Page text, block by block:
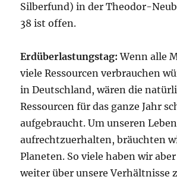
Silberfund) in der Theodor-
38 ist offen.
Erdüberlastungstag: Wenn alle
viele Ressourcen verbrauchen
in Deutschland, wären die
Ressourcen für das ganze Jahr
aufgebraucht. Um unseren
aufrechtzuerhalten, bräuchten
Planeten. So viele haben wir
weiter über unsere Verhältnisse